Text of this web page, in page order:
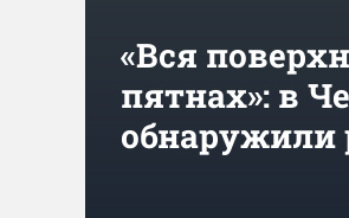
«Вся
пятнах»: в
обнаружили